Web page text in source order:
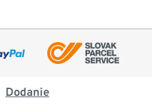
Dodanie